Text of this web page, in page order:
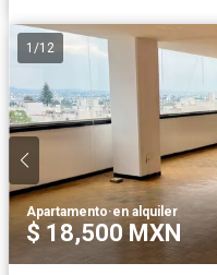
1 /12
Apartamento·en alquiler
$ 18,500 MXN